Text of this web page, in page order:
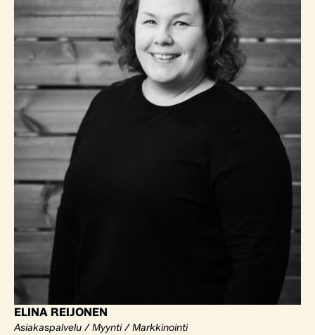
ELINA REIJONEN
Asiakaspalvelu / Myynti / Markkinointi